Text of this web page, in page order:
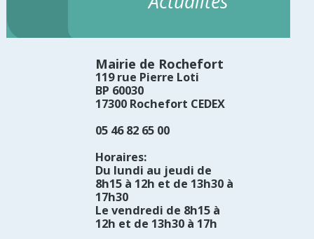
Mairie de Rochefort
119 rue Pierre Loti
BP 60030
17300 Rochefort CEDEX
05 46 82 65 00
Horaires:
Du lundi au jeudi de
8h15 à 12h et de 13h30 à
17h30
Le vendredi de 8h15 à
12h et de 13h30 à 17h